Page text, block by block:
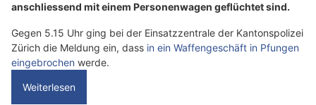
anschliessend mit einem Personenwagen geflüchtet sind.
Gegen 5.15 Uhr ging bei der Einsatzzentrale der Kantonspolizei
Zürich die Meldung ein, dass in ein Waffengeschäft in Pfungen
eingebrochen werde.
Weiterlesen